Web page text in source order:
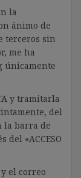
la
ánimo de
terceros sin
me ha
únicamente
y tramitarla
del
la barra de
«ACCESO
el correo